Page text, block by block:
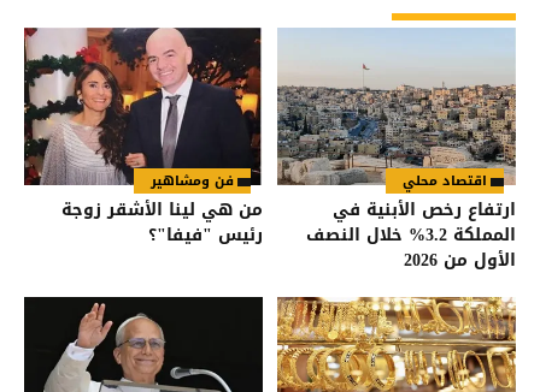
اقتصاد محلي
ارتفاع رخص الأبنية في
المملكة 3.2% خلال النصف
الأول من 2026
فن ومشاهير
من هي لينا الأشقر زوجة
رئيس "فيفا"؟